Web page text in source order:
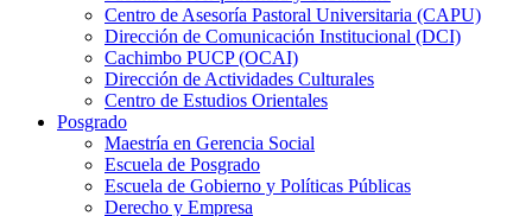
Centro de Asesoría Pastoral Universitaria (CAPU)
Dirección de Comunicación Institucional (DCI)
Cachimbo PUCP (OCAI)
Dirección de Actividades Culturales
Centro de Estudios Orientales
Posgrado
Maestría en Gerencia Social
Escuela de Posgrado
Escuela de Gobierno y Políticas Públicas
Derecho y Empresa